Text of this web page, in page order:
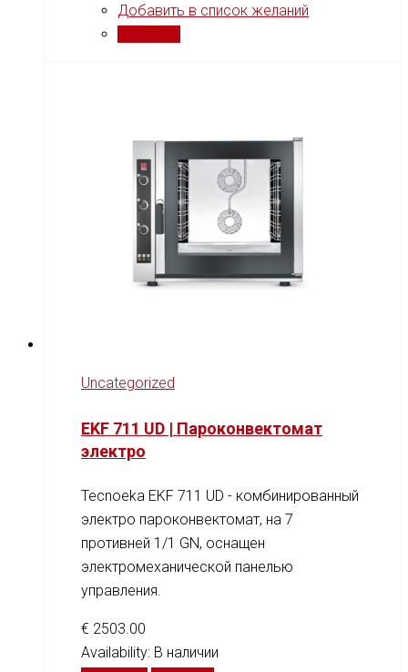
Добавить в список желаний
Uncategorized
EKF 711 UD | Пароконвектомат
электро
Tecnoeka EKF 711 UD - комбинированный
электро пароконвектомат, на 7
противней 1/1 GN, оснащен
электромеханической панелью
управления.
€ 2503.00
Availability: В наличии